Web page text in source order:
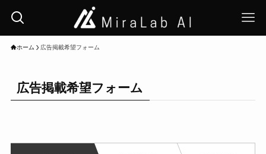
ホーム 広告掲載希望フォーム
広告掲載希望フォーム